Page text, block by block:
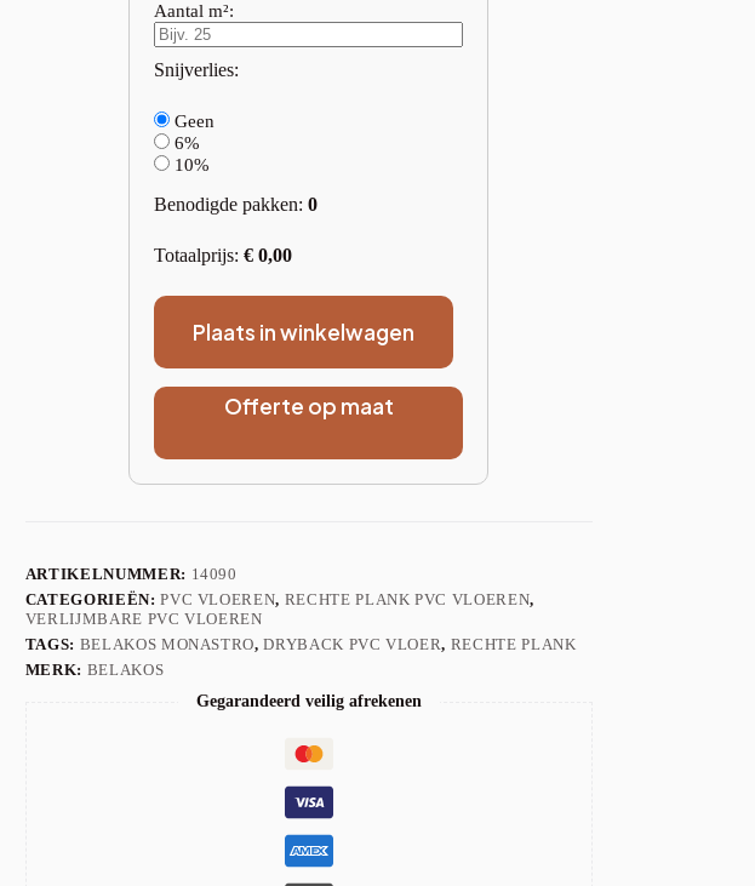
Aantal m²:
Snijverlies:
Geen
6%
10%
Benodigde pakken:0
Totaalprijs:€0,00
Plaats in winkelwagen
Offerte op maat
ARTIKELNUMMER: 14090
CATEGORIEËN:PVC VLOEREN, RECHTE PLANK PVC VLOEREN,
VERLIJMBARE PVC VLOEREN
TAGS: BELAKOS MONASTRO,DRYBACK PVC VLOER, RECHTE PLANK
MERK: BELAKOS
Gegarandeerd veilig afrekenen